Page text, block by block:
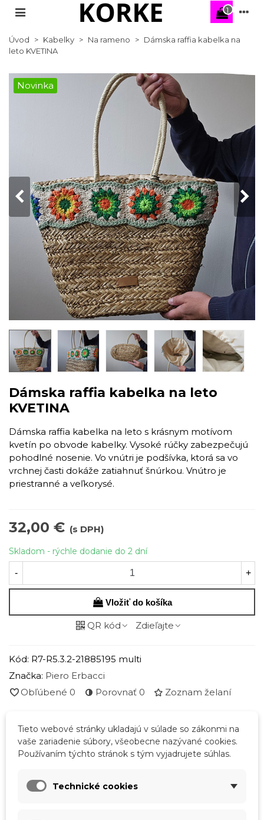
1
Úvod > Kabelky > Na rameno > Dámska raffia kabelka na
leto KVETINA
Novinka
Dámska raffia kabelka na leto
KVETINA
Dámska raffia kabelka na leto s krásnym motívom
kvetín po obvode kabelky. Vysoké rúčky zabezpečujú
pohodlné nosenie. Vo vnútri je podšívka, ktorá sa vo
vrchnej časti dokáže zatiahnuť šnúrkou. Vnútro je
priestranné a veľkorysé.
32,00 € (s DPH)
Skladom - rýchle dodanie do 2 dní
- +
Vložiť do košíka
QR kód Zdieľajte
Kód: R7-R5.3.2-21885195 multi
Značka: Piero Erbacci
Obľúbené 0 Porovnať 0 Zoznam želaní
Popis
Tieto webové stránky ukladajú v súlade so zákonmi na
vaše zariadenie súbory, všeobecne nazývané cookies.
Používaním týchto stránok s tým vyjadrujete súhlas.
Technické cookies